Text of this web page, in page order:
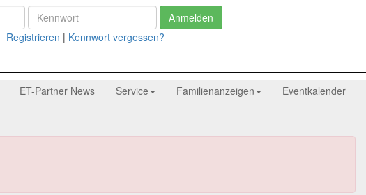
Anmelden
Registrieren | Kennwort vergessen?
ET-Partner News Service Familienanzeigen
Eventkalender